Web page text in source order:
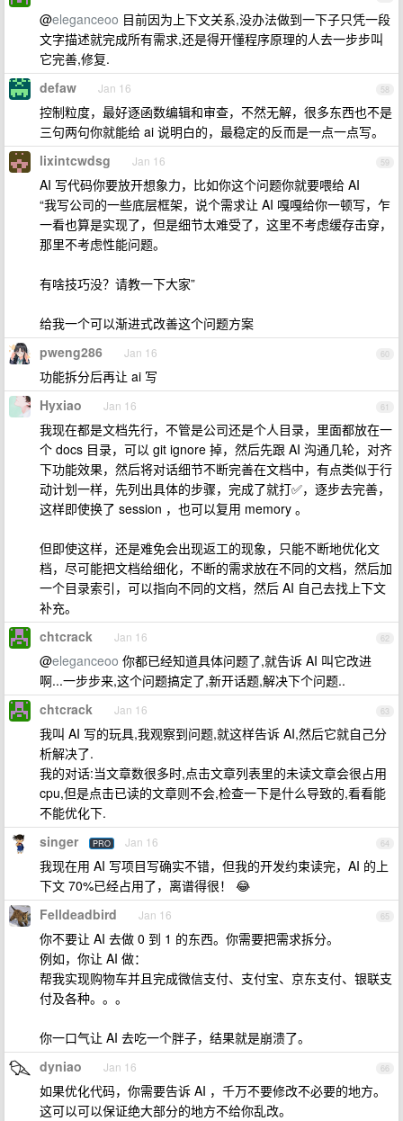
@eleganceoo 目前因为上下文关系,没办法做到一下子只凭一段
文字描述就完成所有需求,还是得开懂程序原理的人去一步步叫
它完善,修复.
58
defaw Jan 16
控制粒度，最好逐函数编辑和审查，不然无解，很多东西也不是
三句两句你就能给 ai 说明白的，最稳定的反而是一点一点写。
59
lixintcwdsg Jan 16
AI 写代码你要放开想象力，比如你这个问题你就要喂给 AI
“我写公司的一些底层框架，说个需求让 AI 嘎嘎给你一顿写，乍
一看也算是实现了，但是细节太难受了，这里不考虑缓存击穿，
那里不考虑性能问题。
有啥技巧没？请教一下大家”
给我一个可以渐进式改善这个问题方案
60
pweng286 Jan 16
功能拆分后再让 ai 写
61
Hyxiao Jan 16
我现在都是文档先行，不管是公司还是个人目录，里面都放在一
个 docs 目录，可以 git ignore 掉，然后先跟 AI 沟通几轮，对齐
下功能效果，然后将对话细节不断完善在文档中，有点类似于行
动计划一样，先列出具体的步骤，完成了就打✅，逐步去完善，
这样即使换了 session ，也可以复用 memory 。
但即使这样，还是难免会出现返工的现象，只能不断地优化文
档，尽可能把文档给细化，不断的需求放在不同的文档，然后加
一个目录索引，可以指向不同的文档，然后 AI 自己去找上下文
补充。
62
chtcrack Jan 16
@eleganceoo 你都已经知道具体问题了,就告诉 AI 叫它改进
啊...一步步来,这个问题搞定了,新开话题,解决下个问题..
63
chtcrack Jan 16
我叫 AI 写的玩具,我观察到问题,就这样告诉 AI,然后它就自己分
析解决了.
我的对话:当文章数很多时,点击文章列表里的未读文章会很占用
cpu,但是点击已读的文章则不会,检查一下是什么导致的,看看能
不能优化下.
64
singer PRO Jan 16
我现在用 AI 写项目写确实不错，但我的开发约束读完，AI 的上
下文 70%已经占用了，离谱得很！ 😂
65
Felldeadbird Jan 16
你不要让 AI 去做 0 到 1 的东西。你需要把需求拆分。
例如，你让 AI 做：
帮我实现购物车并且完成微信支付、支付宝、京东支付、银联支
付及各种。。。
你一口气让 AI 去吃一个胖子，结果就是崩溃了。
66
dyniao Jan 16
如果优化代码，你需要告诉 AI ，千万不要修改不必要的地方。
这可以可以保证绝大部分的地方不给你乱改。